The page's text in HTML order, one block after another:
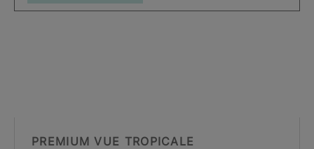
PREMIUM VUE TROPICALE